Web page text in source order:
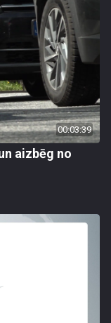
00:03:39
aizbēg no